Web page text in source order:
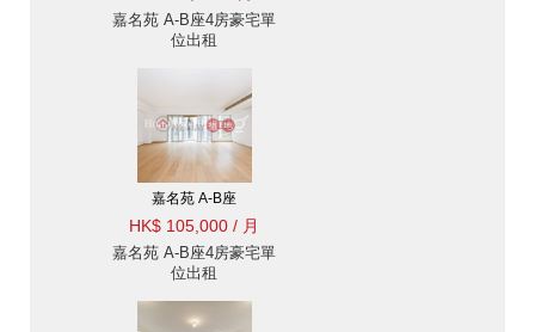
嘉名苑 A-B座4房豪宅單
位出租
嘉名苑 A-B座
HK$ 105,000 / 月
嘉名苑 A-B座4房豪宅單
位出租